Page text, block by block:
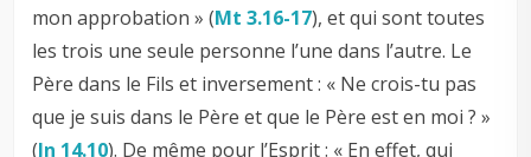
mon approbation » (Mt 3.16-17), et qui sont toutes
les trois une seule personne l’une dans l’autre. Le
Père dans le Fils et inversement : « Ne crois-tu pas
que je suis dans le Père et que le Père est en moi ? »
(Jn 14.10). De même pour l’Esprit : « En effet, qui